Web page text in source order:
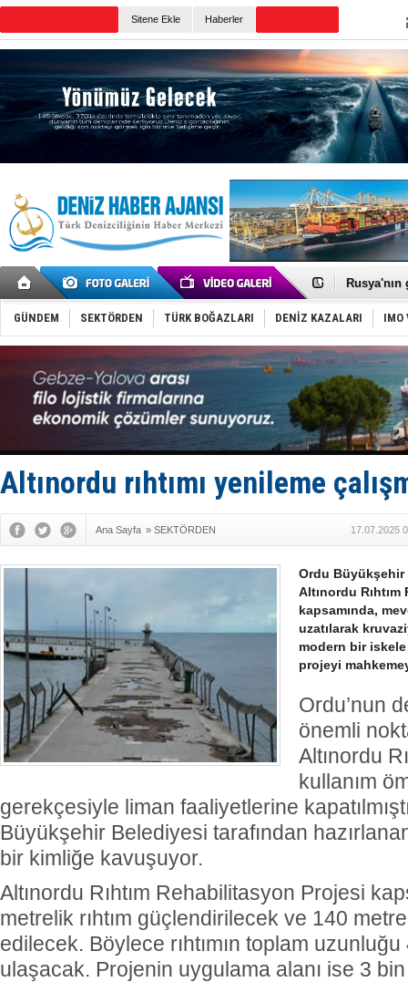
Sitene Ekle Haberler
Keşfedildi:
D-Marin,
Van’da
ASEAN ilk
TAYK -
İstanbul
Tersane
İngiliz
FESCO,
GÜNDEM SEKTÖRDEN TÜRK BOĞAZLARI DENİZ KAZALARI IMO
Altınordu rıhtımı yenileme
Ana Sayfa » SEKTÖRDEN 17.07.2025
Ordu Büyükşehir
Altınordu
kapsamında,
uzatılarak
modern bir
projeyi
Ordu’nun
önemli
Altınordu
kullanım
gerekçesiyle liman faaliyetlerine
Büyükşehir Belediyesi tarafından
bir kimliğe kavuşuyor.
Altınordu Rıhtım Rehabilitasyon Projesi
metrelik rıhtım güçlendirilecek ve 140
edilecek. Böylece rıhtımın toplam
ulaşacak. Projenin uygulama alanı ise 3